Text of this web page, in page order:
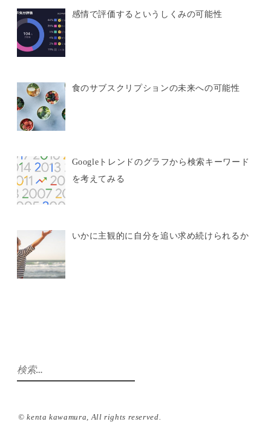
感情で評価するというしくみの可能性
食のサブスクリプションの未来への可能性
Googleトレンドのグラフから検索キーワード
を考えてみる
いかに主観的に自分を追い求め続けられるか
検
索:
©️ kenta kawamura, All rights reserved.